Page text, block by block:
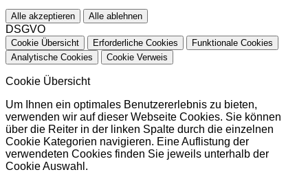
Alle akzeptieren Alle ablehnen
DSGVO
Cookie Übersicht Erforderliche Cookies
Funktionale Cookies
Analytische Cookies
Cookie Verweis
Cookie Übersicht
Um Ihnen ein optimales Benutzererlebnis zu bieten,
verwenden wir auf dieser Webseite Cookies. Sie können
über die Reiter in der linken Spalte durch die einzelnen
Cookie Kategorien navigieren. Eine Auflistung der
verwendeten Cookies finden Sie jeweils unterhalb der
Cookie Auswahl.